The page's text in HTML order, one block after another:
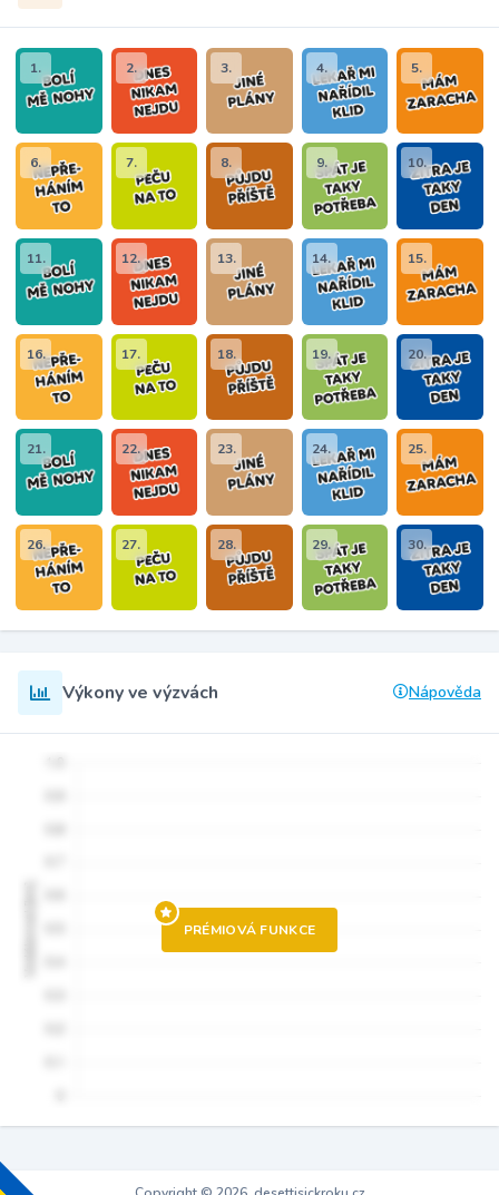
1. 2. 3. 4. 5.
6. 7. 8. 9. 10.
11. 12. 13. 14. 15.
16. 17. 18. 19. 20.
21. 22. 23. 24. 25.
26. 27. 28. 29. 30.
Výkony ve výzvách Nápověda
PRÉMIOVÁ FUNKCE